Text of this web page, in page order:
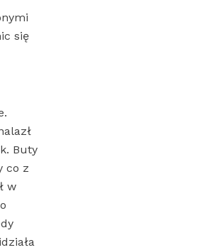
się
Buty
co z
w